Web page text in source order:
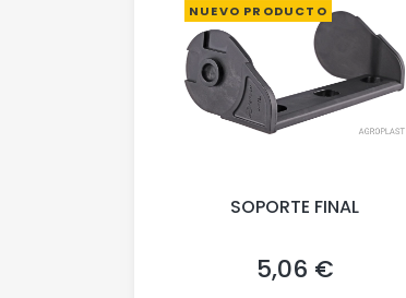
NUEVO PRODUCTO
SOPORTE FINAL
Precio
5,06 €